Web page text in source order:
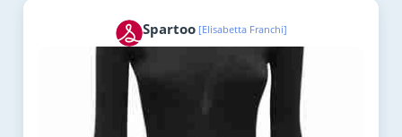
Spartoo [Elisabetta Franchi]